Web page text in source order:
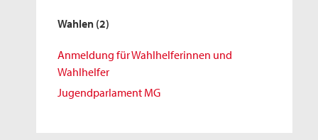
Wahlen (2)
Anmeldung für Wahlhelferinnen und
Wahlhelfer
Jugendparlament MG